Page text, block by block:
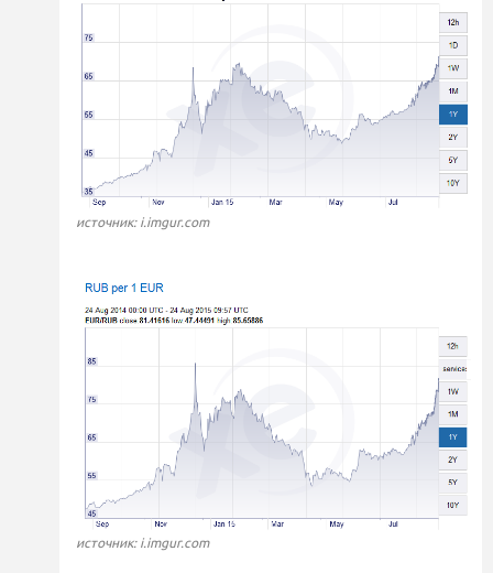
источник: i.imgur.com
источник: i.imgur.com